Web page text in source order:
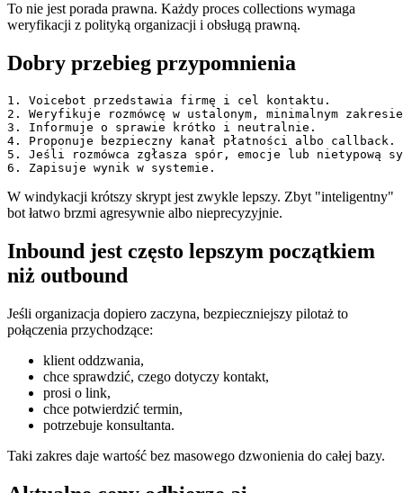
To nie jest porada prawna. Każdy proces collections wymaga
weryfikacji z polityką organizacji i obsługą prawną.
Dobry przebieg przypomnienia
1. Voicebot przedstawia firmę i cel kontaktu.
2. Weryfikuje rozmówcę w ustalonym, minimalnym
3. Informuje o sprawie krótko i neutralnie.
4. Proponuje bezpieczny kanał płatności albo callback.
5. Jeśli rozmówca zgłasza spór, emocje lub nietypową
6. Zapisuje wynik w systemie.
W windykacji krótszy skrypt jest zwykle lepszy. Zbyt "inteligentny"
bot łatwo brzmi agresywnie albo nieprecyzyjnie.
Inbound jest często lepszym początkiem
niż outbound
Jeśli organizacja dopiero zaczyna, bezpieczniejszy pilotaż to
połączenia przychodzące:
klient oddzwania,
chce sprawdzić, czego dotyczy kontakt,
prosi o link,
chce potwierdzić termin,
potrzebuje konsultanta.
Taki zakres daje wartość bez masowego dzwonienia do całej bazy.